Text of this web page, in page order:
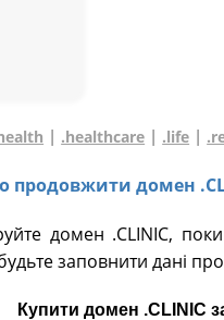
| .healthcare | .life |
продовжити домен
домен .CLINIC,
заповнити дані
Купити домен .CLINIC